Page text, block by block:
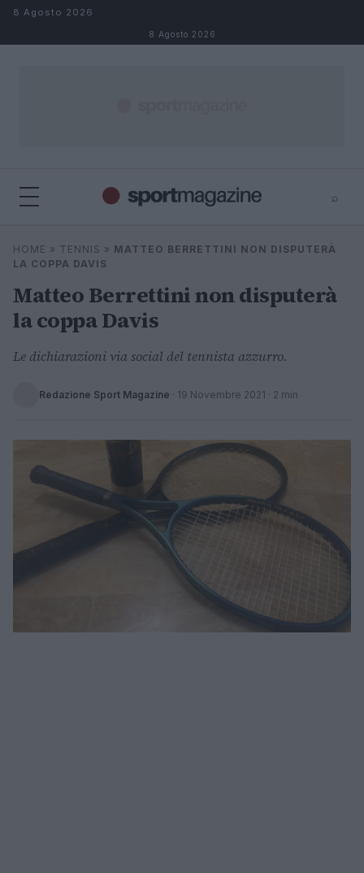
Salta al contenuto
8 Agosto 2026
8 Agosto 2026
⌕
Cerca
⌕
HOME » TENNIS » MATTEO BERRETTINI NON DISPUTERÀ
LA COPPA DAVIS
Matteo Berrettini non disputerà
la coppa Davis
Le dichiarazioni via social del tennista azzurro.
Redazione Sport Magazine · 19 Novembre 2021 · 2 min